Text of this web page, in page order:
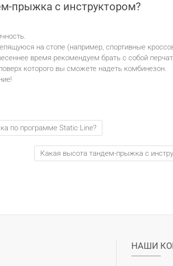
прыжка с инструктором?
на стопе (например, спортивные
время рекомендуем брать с собой
которого вы сможете надеть комбинезон.
по программе Static Line?
Какая высота тандем-прыжка с
НАШИ